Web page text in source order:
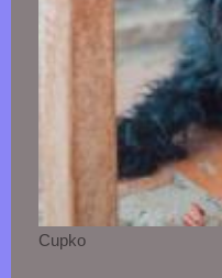
Cupko